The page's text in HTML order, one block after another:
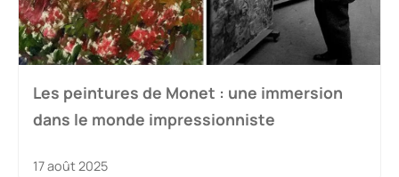
Les peintures de Monet : une immersion
dans le monde impressionniste
17 août 2025